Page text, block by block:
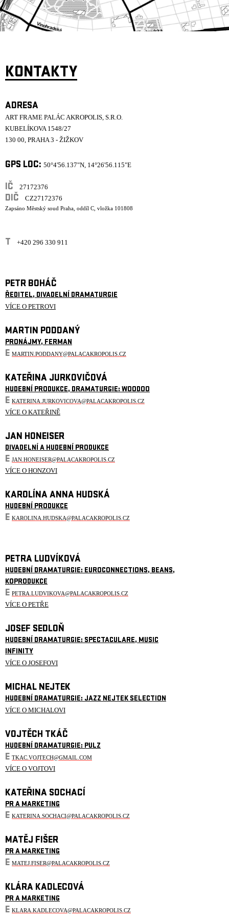
KONTAKTY
ADRESA
ART FRAME PALÁC AKROPOLIS, S.R.O.
KUBELÍKOVA 1548/27
130 00, PRAHA 3 - ŽIŽKOV
GPS LOC: 50°4'56.137"N, 14°26'56.115"E
IČ 27172376
DIČ CZ27172376
Zapsáno Městský soud Praha, oddíl C, vložka 101808
T +420 296 330 911
PETR BOHÁČ
ŘEDITEL, DIVADELNÍ DRAMATURGIE
VÍCE O PETROVI
MARTIN PODDANÝ
PRONÁJMY, FERMAN
E MARTIN.PODDANY@PALACAKROPOLIS.CZ
KATEŘINA JURKOVIČOVÁ
HUDEBNÍ PRODUKCE, DRAMATURGIE: WOODOO
E KATERINA.JURKOVICOVA@PALACAKROPOLIS.CZ
VÍCE O KATEŘINĚ
JAN HONEISER
DIVADELNÍ A HUDEBNÍ PRODUKCE
E JAN.HONEISER@PALACAKROPOLIS.CZ
VÍCE O HONZOVI
KAROLÍNA ANNA HUDSKÁ
HUDEBNÍ PRODUKCE
E KAROLINA.HUDSKA@PALACAKROPOLIS.CZ
PETRA LUDVÍKOVÁ
HUDEBNÍ DRAMATURGIE: EUROCONNECTIONS, BEANS,
KOPRODUKCE
E PETRA.LUDVIKOVA@PALACAKROPOLIS.CZ
VÍCE O PETŘE
JOSEF SEDLOŇ
HUDEBNÍ DRAMATURGIE: SPECTACULARE, MUSIC
INFINITY
VÍCE O JOSEFOVI
MICHAL NEJTEK
HUDEBNÍ DRAMATURGIE: JAZZ NEJTEK SELECTION
VÍCE O MICHALOVI
VOJTĚCH TKÁČ
HUDEBNÍ DRAMATURGIE: PULZ
E TKAC.VOJTECH@GMAIL.COM
VÍCE O VOJTOVI
KATEŘINA SOCHACÍ
PR A MARKETING
E KATERINA.SOCHACI@PALACAKROPOLIS.CZ
MATĚJ FIŠER
PR A MARKETING
E MATEJ.FISER@PALACAKROPOLIS.CZ
KLÁRA KADLECOVÁ
PR A MARKETING
E KLARA.KADLECOVA@PALACAKROPOLIS.CZ